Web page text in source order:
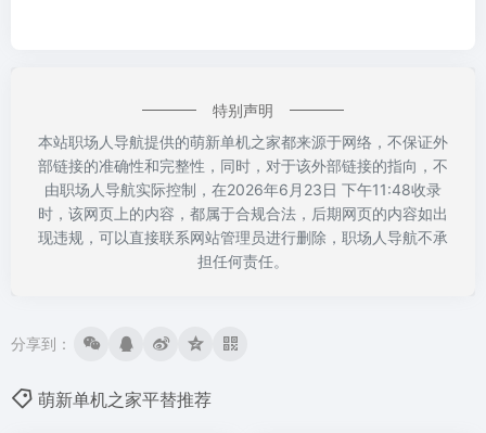
特别声明
本站职场人导航提供的萌新单机之家都来源于网络，不保证外
部链接的准确性和完整性，同时，对于该外部链接的指向，不
由职场人导航实际控制，在2026年6月23日 下午11:48收录
时，该网页上的内容，都属于合规合法，后期网页的内容如出
现违规，可以直接联系网站管理员进行删除，职场人导航不承
担任何责任。
分享到：
萌新单机之家平替推荐